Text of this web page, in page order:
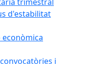
d'estabilitat
i